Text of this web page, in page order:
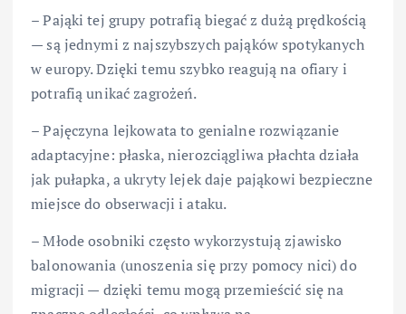
– Pająki tej grupy potrafią biegać z dużą prędkością
— są jednymi z najszybszych pająków spotykanych
w europy. Dzięki temu szybko reagują na ofiary i
potrafią unikać zagrożeń.
– Pajęczyna lejkowata to genialne rozwiązanie
adaptacyjne: płaska, nierozciągliwa płachta działa
jak pułapka, a ukryty lejek daje pająkowi bezpieczne
miejsce do obserwacji i ataku.
– Młode osobniki często wykorzystują zjawisko
balonowania (unoszenia się przy pomocy nici) do
migracji — dzięki temu mogą przemieścić się na